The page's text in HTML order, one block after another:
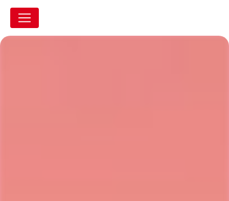
Panneau de gestion des cookies